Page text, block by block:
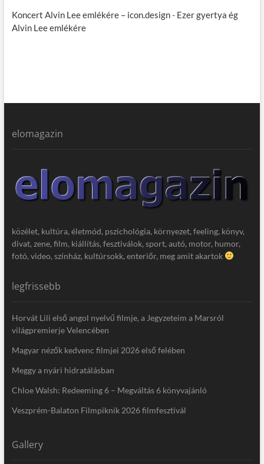
Koncert Alvin Lee emlékére – icon.design- Ezer gyertya ég
Alvin Lee emlékére
elomagazin
közélet, kultúra, életmód, pszichológia, környezet, feeling, könyv,
divat, zene, film, kiállítás, fesztiválok, sport, autó, motor, humor,
fotó, video, színház, kultúrsokk, enteriőr, meg amit akartok
legfrissebb
Horvát Lili első angol nyelvű filmje, a Jegyzeteim a Marsról
világpremierje Velencében
Magyar nézők kedvenc filmjei 2026 első felében
Meggy a nyári hidratálásban
Chloe Walsh: Redeeming 6 – Megváltás 6 könyvajánló
Veszprém-Balaton Filmpiknik 2026 filmfesztivál
Gallery